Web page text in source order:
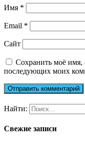
Имя *
Email *
Сайт
Сохранить моё имя,
последующих моих
Найти:
Свежие записи